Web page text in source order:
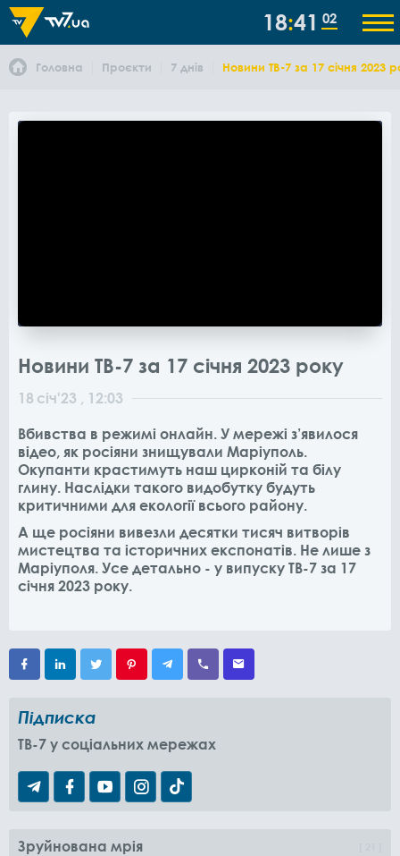
18 41 02
Головна Проєкти 7 днів Новини ТВ-7 за 17 січня 2023
Новини ТВ-7 за 17 січня 2023 року
18 січ'23 , 12:03
Вбивства в режимі онлайн. У мережі з’явилося
відео, як росіяни знищували Маріуполь.
Окупанти крастимуть наш цирконій та білу
глину. Наслідки такого видобутку будуть
критичними для екології всього району.
А ще росіяни вивезли десятки тисяч витворів
мистецтва та історичних експонатів. Не лише з
Маріуполя. Усе детально - у випуску ТВ-7 за 17
січня 2023 року.
Підписка
TB-7 у соціальних мережах
Зруйнована мрія